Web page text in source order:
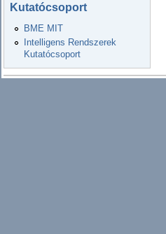
Kutatócsoport
BME MIT
Intelligens Rendszerek
Kutatócsoport